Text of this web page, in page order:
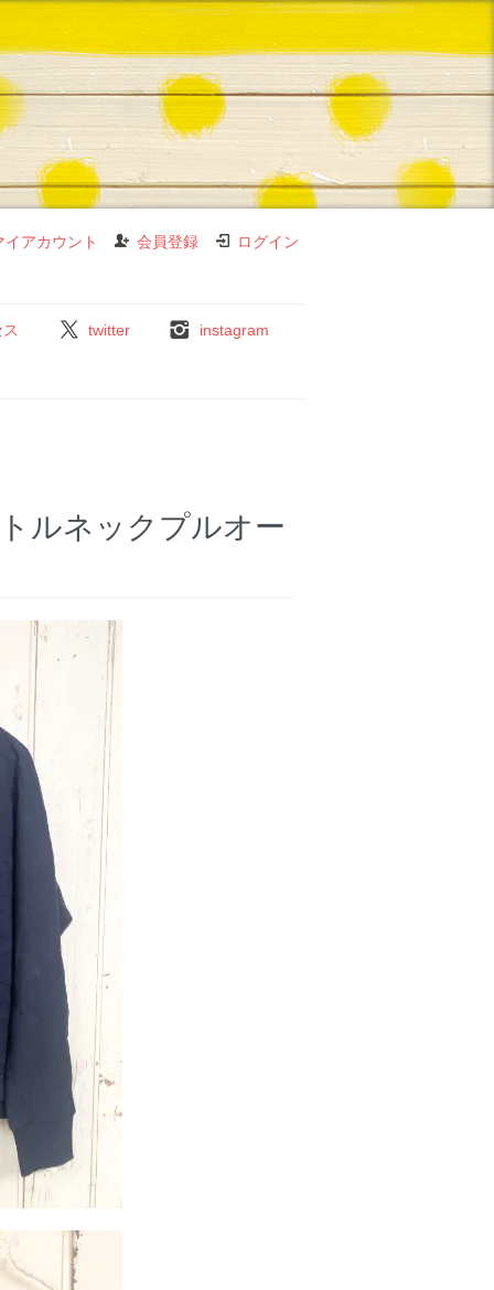
イアカウント 会員登録 ログイン
twitter instagram
ルネックプルオー